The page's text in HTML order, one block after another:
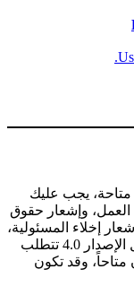
متاحة، يجب عليك
وإشعار حقوق
إخلاء المسئولية،
ورابط العمل. رخص المشاع الإبداعي قبل الإصدار 4.0 تتطلب
وقد تكون